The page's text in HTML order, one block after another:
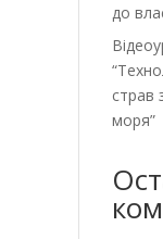
до
страв
моря”